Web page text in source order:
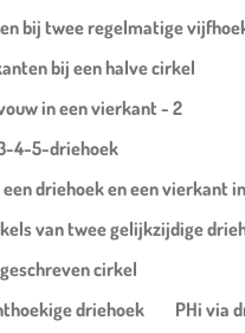
bij twee regelmatige
bij een halve cirkel
in een vierkant - 2
4-5-driehoek
een driehoek en een vierkant
van twee gelijkzijdige
cirkel
driehoek
PHi via